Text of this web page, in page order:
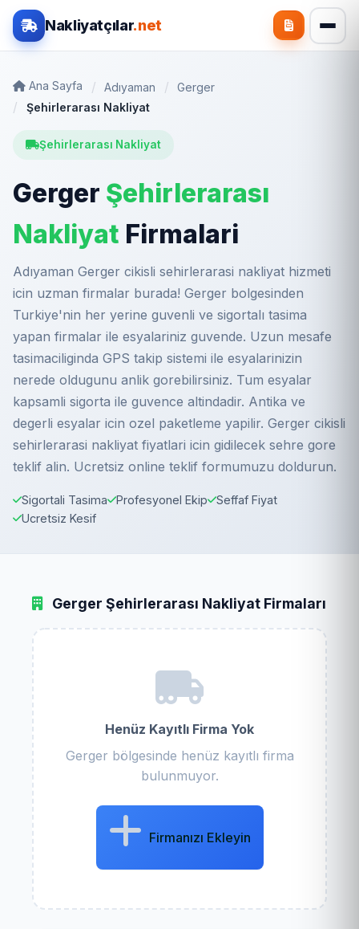
Nakliyatçılar.net
Ana Sayfa Adıyaman
Gerger
Şehirlerarası Nakliyat
Şehirlerarası Nakliyat
Gerger Şehirlerarası
Nakliyat Firmalari
Adıyaman Gerger cikisli sehirlerarasi nakliyat hizmeti
icin uzman firmalar burada! Gerger bolgesinden
Turkiye'nin her yerine guvenli ve sigortalı tasima
yapan firmalar ile esyalariniz guvende. Uzun mesafe
tasimaciliginda GPS takip sistemi ile esyalarinizin
nerede oldugunu anlik gorebilirsiniz. Tum esyalar
kapsamli sigorta ile guvence altindadir. Antika ve
degerli esyalar icin ozel paketleme yapilir. Gerger cikisli
sehirlerarasi nakliyat fiyatlari icin gidilecek sehre gore
teklif alin. Ucretsiz online teklif formumuzu doldurun.
Sigortali Tasima Profesyonel Ekip
Seffaf Fiyat
Ucretsiz Kesif
Gerger Şehirlerarası Nakliyat Firmaları
Henüz Kayıtlı Firma Yok
Gerger bölgesinde henüz kayıtlı firma
bulunmuyor.
Firmanızı Ekleyin